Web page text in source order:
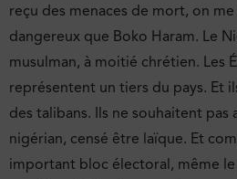
reçu des menaces de mort, on
dangereux que Boko Haram. Le
musulman, à moitié chrétien. Les
représentent un tiers du pays. Et
des talibans. Ils ne souhaitent pas
nigérian, censé être laïque. Et
important bloc électoral, même